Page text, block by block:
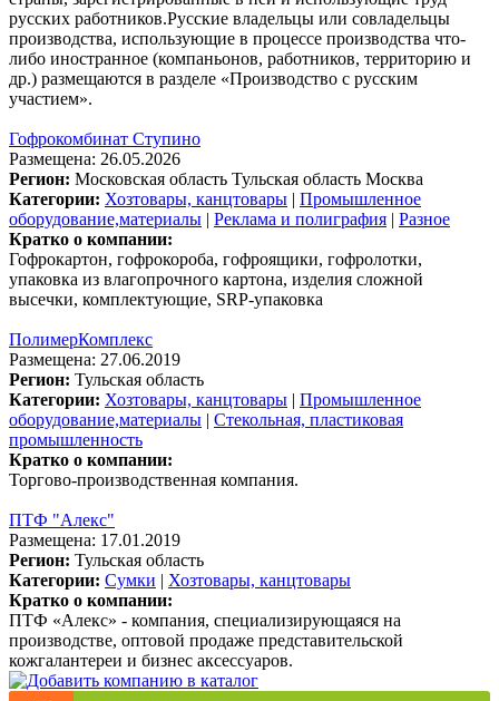
русских работников.Русские владельцы или совладельцы
производства, использующие в процессе производства что-
либо иностранное (компаньонов, работников, территорию и
др.) размещаются в разделе «Производство с русским
участием».
Гофрокомбинат Ступино
Размещена: 26.05.2026
Регион: Московская область Тульская область Москва
Категории: Хозтовары, канцтовары | Промышленное
оборудование,материалы | Реклама и полиграфия | Разное
Кратко о компании:
Гофрокартон, гофрокороба, гофроящики, гофролотки,
упаковка из влагопрочного картона, изделия сложной
высечки, комплектующие, SRP-упаковка
ПолимерКомплекс
Размещена: 27.06.2019
Регион: Тульская область
Категории: Хозтовары, канцтовары | Промышленное
оборудование,материалы | Стекольная, пластиковая
промышленность
Кратко о компании:
Торгово-производственная компания.
ПТФ "Алекс"
Размещена: 17.01.2019
Регион: Тульская область
Категории: Сумки | Хозтовары, канцтовары
Кратко о компании:
ПТФ «Алекс» - компания, специализирующаяся на
производстве, оптовой продаже представительской
кожгалантереи и бизнес аксессуаров.